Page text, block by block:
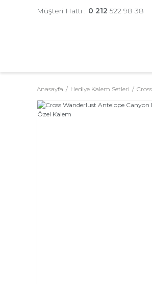
Müşteri Hattı : 0 212 522 98 38
Anasayfa Hediye Kalem Setleri